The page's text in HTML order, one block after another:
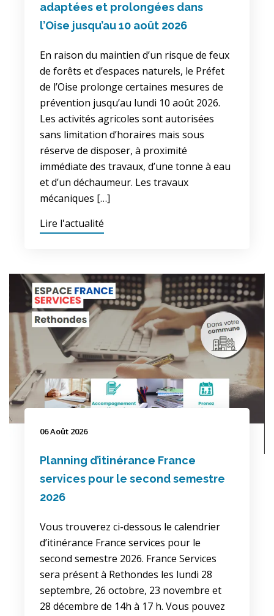
adaptées et prolongées dans
l’Oise jusqu’au 10 août 2026
En raison du maintien d’un risque de feux
de forêts et d’espaces naturels, le Préfet
de l’Oise prolonge certaines mesures de
prévention jusqu’au lundi 10 août 2026.
Les activités agricoles sont autorisées
sans limitation d’horaires mais sous
réserve de disposer, à proximité
immédiate des travaux, d’une tonne à eau
et d’un déchaumeur. Les travaux
mécaniques […]
Lire l'actualité
06 Août 2026
Planning d’itinérance France
services pour le second semestre
2026
Vous trouverez ci-dessous le calendrier
d’itinérance France services pour le
second semestre 2026. France Services
sera présent à Rethondes les lundi 28
septembre, 26 octobre, 23 novembre et
28 décembre de 14h à 17 h. Vous pouvez